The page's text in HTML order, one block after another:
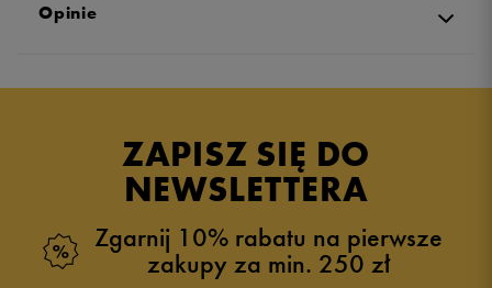
Opinie
5.0
zebranych i zweryfikowanych przez
ZAPISZ SIĘ DO
NEWSLETTERA
Zgarnij 10% rabatu na pierwsze
zakupy za min. 250 zł